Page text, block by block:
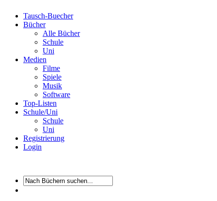
Tausch-Buecher
Bücher
Alle Bücher
Schule
Uni
Medien
Filme
Spiele
Musik
Software
Top-Listen
Schule/Uni
Schule
Uni
Registrierung
Login